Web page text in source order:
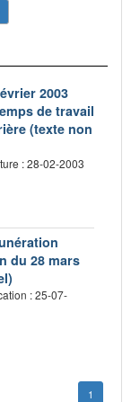
2003
de travail
(texte non
: 28-02-2003
du 28 mars
: 25-07-
1